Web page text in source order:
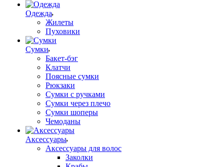
Одежда
Жилеты
Пуховики
Сумки
Бакет-бэг
Клатчи
Поясные сумки
Рюкзаки
Сумки с ручками
Сумки через плечо
Сумки шоперы
Чемоданы
Аксессуары
Аксессуары для волос
Заколки